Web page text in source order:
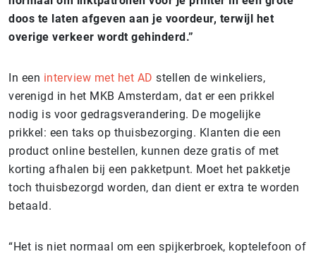
doos te laten afgeven aan je voordeur, terwijl het
overige verkeer wordt gehinderd.”
In een interview met het AD stellen de winkeliers,
verenigd in het MKB Amsterdam, dat er een prikkel
nodig is voor gedragsverandering. De mogelijke
prikkel: een taks op thuisbezorging. Klanten die een
product online bestellen, kunnen deze gratis of met
korting afhalen bij een pakketpunt. Moet het pakketje
toch thuisbezorgd worden, dan dient er extra te worden
betaald.
“Het is niet normaal om een spijkerbroek, koptelefoon of